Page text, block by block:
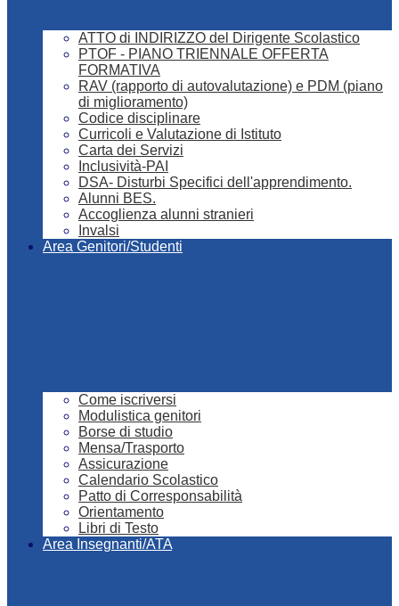
ATTO di INDIRIZZO del Dirigente Scolastico
PTOF - PIANO TRIENNALE OFFERTA
FORMATIVA
RAV (rapporto di autovalutazione) e PDM (piano
di miglioramento)
Codice disciplinare
Curricoli e Valutazione di Istituto
Carta dei Servizi
Inclusività-PAI
DSA- Disturbi Specifici dell'apprendimento.
Alunni BES.
Accoglienza alunni stranieri
Invalsi
Area Genitori/Studenti
Come iscriversi
Modulistica genitori
Borse di studio
Mensa/Trasporto
Assicurazione
Calendario Scolastico
Patto di Corresponsabilità
Orientamento
Libri di Testo
Area Insegnanti/ATA